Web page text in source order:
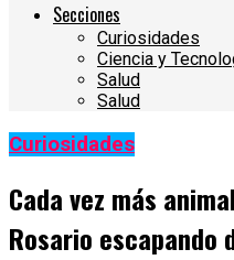
Secciones
Curiosidades
Ciencia y
Salud
Salud
Curiosidades
Cada vez más
Rosario escapando